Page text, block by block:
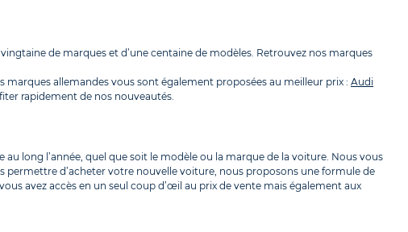
de marques et d’une centaine de modèles. Retrouvez nos marques
marques allemandes vous sont également proposées au meilleur prix : Audi
rapidement de nos nouveautés.
long l’année, quel que soit le modèle ou la marque de la voiture. Nous vous
permettre d’acheter votre nouvelle voiture, nous proposons une formule de
avez accès en un seul coup d’œil au prix de vente mais également aux